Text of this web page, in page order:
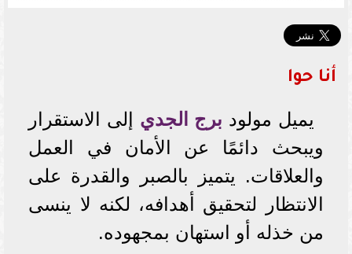
أنا حوا
يميل مولود برج الجدي إلى الاستقرار
ويبحث دائمًا عن الأمان في العمل
والعلاقات. يتميز بالصبر والقدرة على
الانتظار لتحقيق أهدافه، لكنه لا ينسى
من خذله أو استهان بمجهوده.